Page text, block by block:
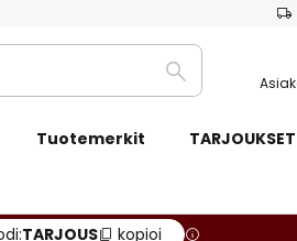
Etsi
Tuotemerkit TARJOUKSET
TARJOUS kopioi